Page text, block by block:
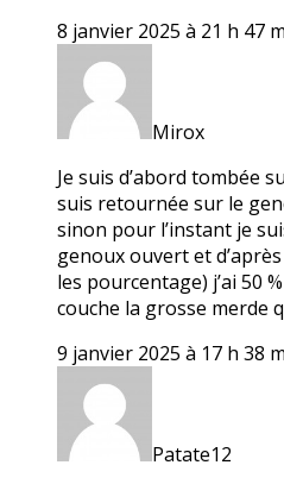
8 janvier 2025 à 21 h 47
Mirox
Je suis d’abord tombée
suis retournée sur le
sinon pour l’instant je
genoux ouvert et
les pourcentage) j’ai 50
couche la grosse merde
9 janvier 2025 à 17 h 38
Patate12